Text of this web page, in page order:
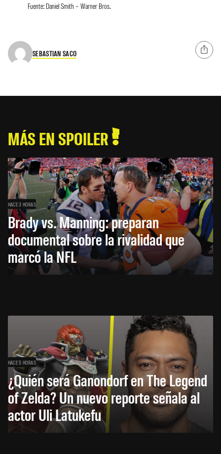
Fuente: Daniel Smith – Warner Bros.
SEBASTIAN SACO
MÁS EN SPOILER
HACE 3 HORAS
Brady vs. Manning: preparan
documental sobre la rivalidad que
marcó la NFL
HACE 5 HORAS
¿Quién será Ganondorf en The Legend
of Zelda? Un nuevo reporte señala al
actor Uli Latukefu